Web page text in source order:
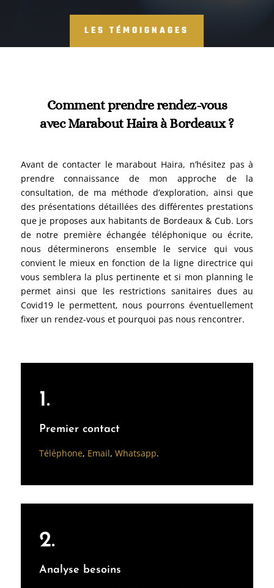
LES TÉMOIGNAGES
Comment prendre rendez-vous
avec Marabout Haira à Bordeaux ?
Avant de contacter le marabout Haira, n’hésitez pas à
prendre connaissance de mon approche de la
consultation, de ma méthode d’exploration, ainsi que
des présentations détaillées des différentes prestations
que je proposes aux habitants de Bordeaux & Cub. Lors
de notre première échangée téléphonique ou écrite,
nous déterminerons ensemble le service qui vous
convient le mieux en fonction de la ligne directrice qui
vous semblera la plus pertinente et si mon planning le
permet ainsi que les restrictions sanitaires dues au
Covid19 le permettent, nous pourrons éventuellement
fixer un rendez-vous et pourquoi pas nous rencontrer.
1.
Premier contact
Téléphone, Email, Whatsapp.
2.
Analyse besoins